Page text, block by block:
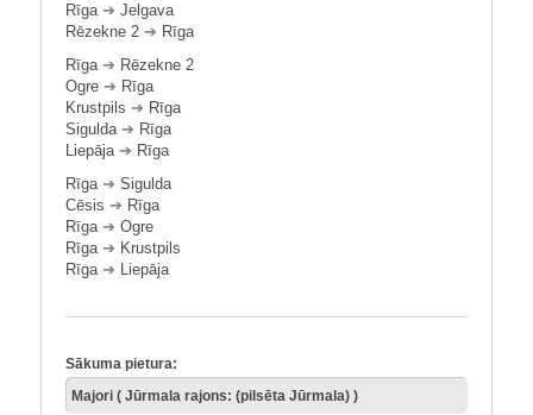
Rīga➔ Jelgava
Rēzekne 2 ➔ Rīga
Rīga➔ Rēzekne 2
Ogre ➔ Rīga
Krustpils ➔ Rīga
Sigulda➔ Rīga
Liepāja➔ Rīga
Rīga➔ Sigulda
Cēsis ➔ Rīga
Rīga➔ Ogre
Rīga➔ Krustpils
Rīga➔ Liepāja
Sākuma pietura: